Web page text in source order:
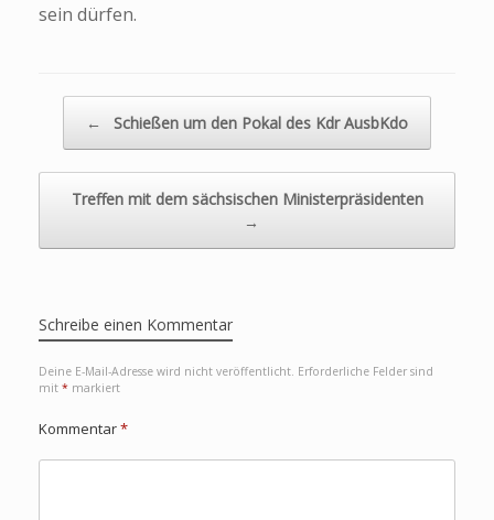
sein dürfen.
Beitragsnavigation
← Schießen um den Pokal des Kdr AusbKdo
Treffen mit dem sächsischen Ministerpräsidenten
→
Schreibe einen Kommentar
Deine E-Mail-Adresse wird nicht veröffentlicht. Erforderliche Felder sind
mit * markiert
Kommentar*